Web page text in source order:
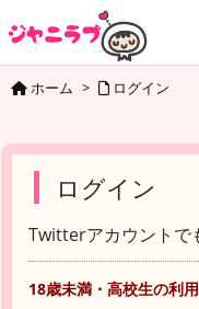
ホーム > ログイン
ログイン
Twitterアカウントで
18歳未満・高校生の利